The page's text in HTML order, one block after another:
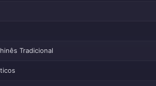
Tradicional